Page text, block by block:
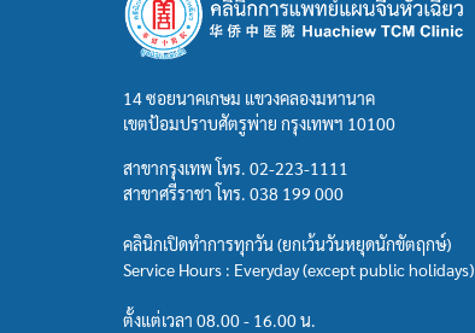
14 ซอยนาคเกษม แขวงคลองมหานาค
เขตป้อมปราบศัตรูพ่าย กรุงเทพฯ 10100
สาขากรุงเทพ โทร. 02-223-1111
สาขาศรีราชา โทร. 038 199 000
คลินิกเปิดทำการทุกวัน (ยกเว้นวันหยุดนักขัตฤกษ์)
Service Hours : Everyday (except public holidays)
ตั้งแต่เวลา 08.00 - 16.00 น.